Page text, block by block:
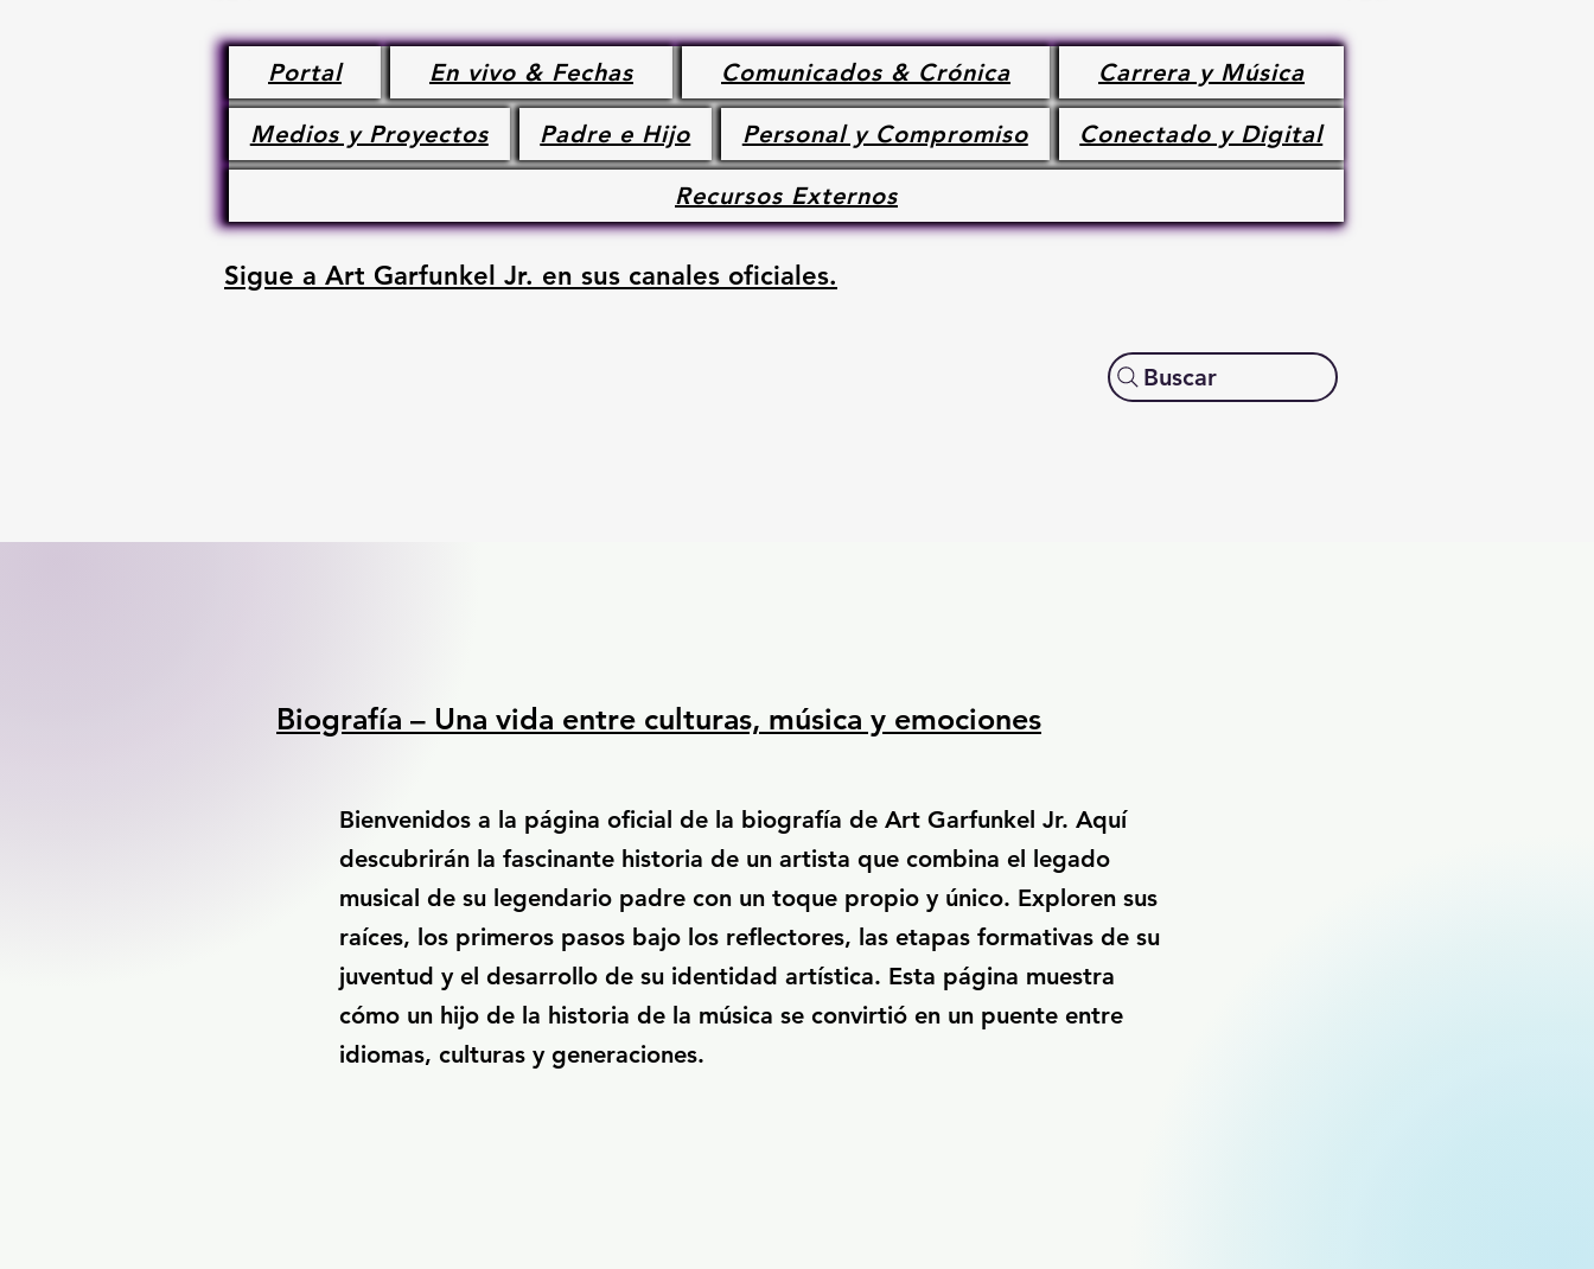
Portal En vivo & Fechas Comunicados & Crónica Carrera y Música
Medios y Proyectos Padre e Hijo Personal y Compromiso Conectado y Digital
Recursos Externos
Sigue a Art Garfunkel Jr. en sus canales oficiales.
Buscar
Biografía – Una vida entre culturas, música y emociones
Bienvenidos a la página oficial de la biografía de Art Garfunkel Jr. Aquí
descubrirán la fascinante historia de un artista que combina el legado
musical de su legendario padre con un toque propio y único. Exploren sus
raíces, los primeros pasos bajo los reflectores, las etapas formativas de su
juventud y el desarrollo de su identidad artística. Esta página muestra
cómo un hijo de la historia de la música se convirtió en un puente entre
idiomas, culturas y generaciones.